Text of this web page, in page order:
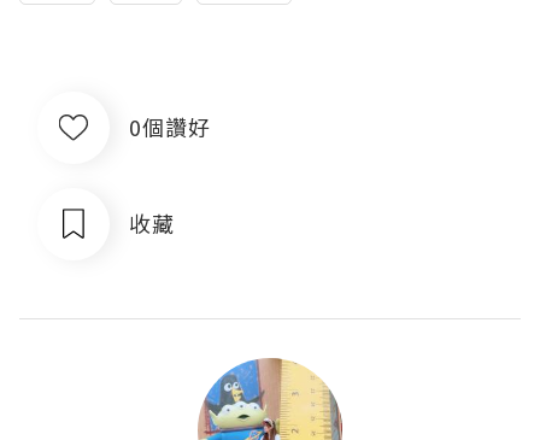
0個讚好
收藏